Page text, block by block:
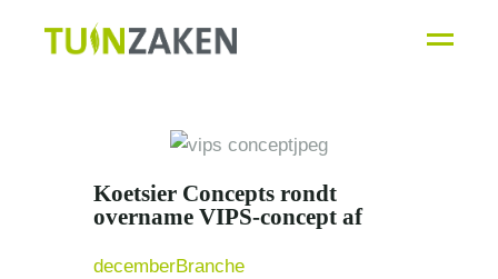
rondt
VIPS-
concept af
Koetsier Concepts rondt
overname VIPS-concept af
decemberBranche